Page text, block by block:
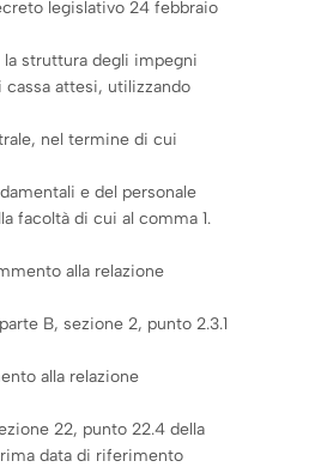
legislativo 24 febbraio
struttura degli impegni
cassa attesi, utilizzando
nel termine di cui
e del personale
facoltà di cui al comma 1.
alla relazione
B, sezione 2, punto 2.3.1
alla relazione
22, punto 22.4 della
data di riferimento